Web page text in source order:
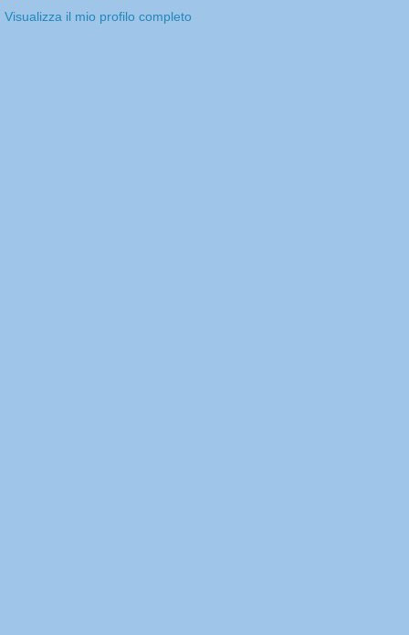
Visualizza il mio profilo completo